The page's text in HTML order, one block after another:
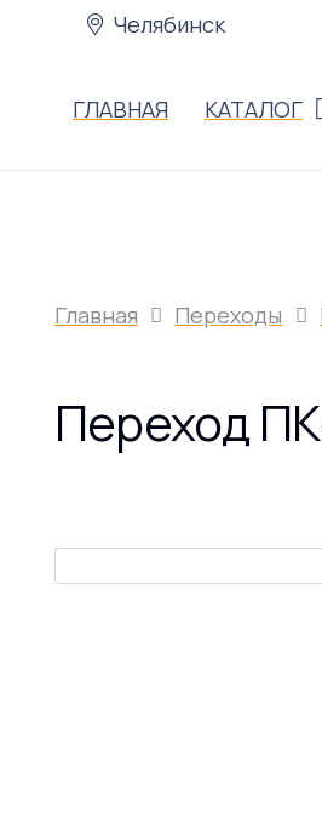
Челябинск
ГЛАВНАЯ КАТАЛОГ
Главная Переходы
Переход